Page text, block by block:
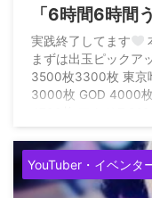
「6時間6時間
の頑張り測っ
ファンの擁護
しまうwww
実践終了してます
まずは出玉ピックア
3500枚3300枚 東
3000枚 GOD 4000
YouTuber・イベンタ